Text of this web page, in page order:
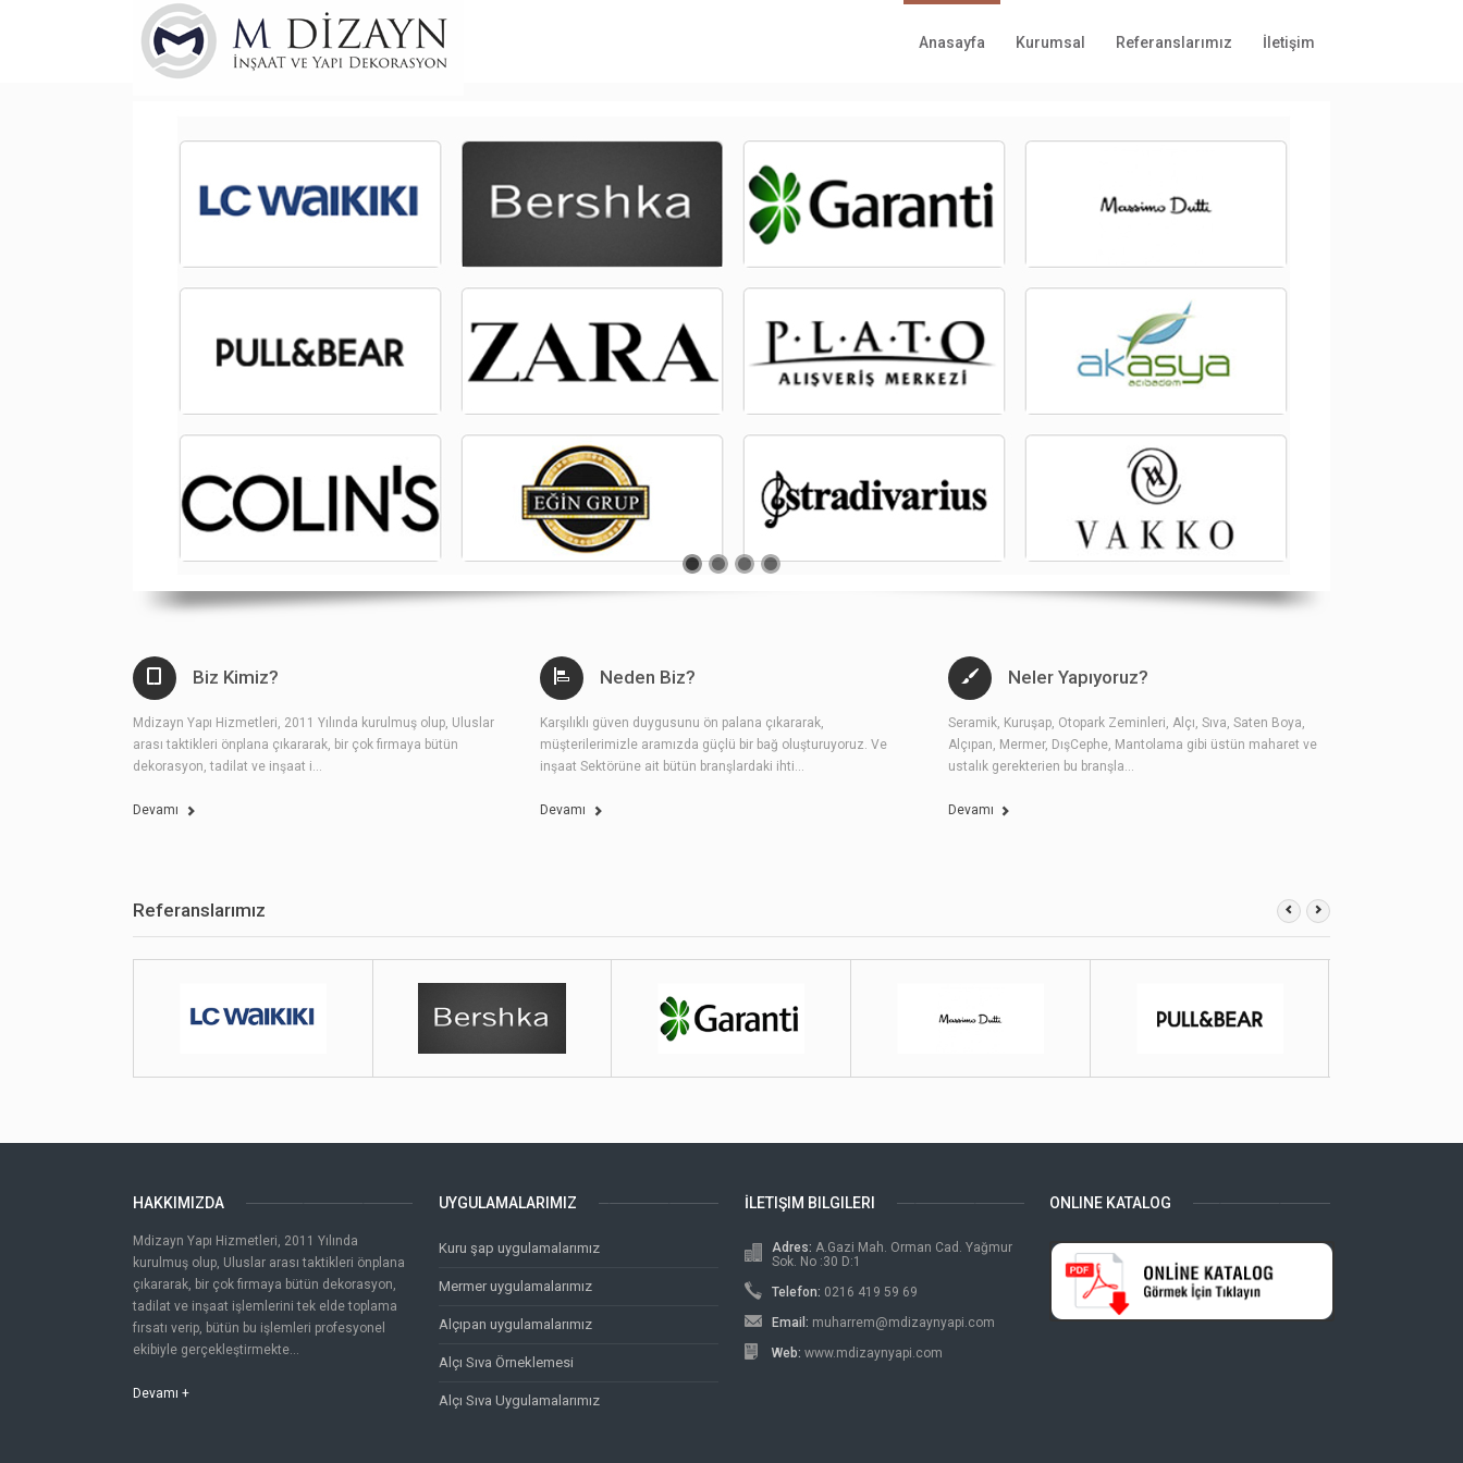
Anasayfa Kurumsal Referanslarımız İletişim
Biz Kimiz?
Mdizayn Yapı Hizmetleri, 2011 Yılında kurulmuş olup, Uluslar
arası taktikleri önplana çıkararak, bir çok firmaya bütün
dekorasyon, tadilat ve inşaat i...
Devamı
Neden Biz?
Karşılıklı güven duygusunu ön palana çıkararak,
müşterilerimizle aramızda güçlü bir bağ oluşturuyoruz. Ve
inşaat Sektörüne ait bütün branşlardaki ihti...
Devamı
Neler Yapıyoruz?
Seramik, Kuruşap, Otopark Zeminleri, Alçı, Sıva, Saten Boya,
Alçıpan, Mermer, DışCephe, Mantolama gibi üstün maharet ve
ustalık gerekterien bu branşla...
Devamı
Referanslarımız
HAKKIMIZDA
Mdizayn Yapı Hizmetleri, 2011 Yılında
kurulmuş olup, Uluslar arası taktikleri önplana
çıkararak, bir çok firmaya bütün dekorasyon,
tadilat ve inşaat işlemlerini tek elde toplama
fırsatı verip, bütün bu işlemleri profesyonel
ekibiyle gerçekleştirmekte...
Devamı +
UYGULAMALARIMIZ
Kuru şap uygulamalarımız
Mermer uygulamalarımız
Alçıpan uygulamalarımız
Alçı Sıva Örneklemesi
Alçı Sıva Uygulamalarımız
İLETIŞIM BILGILERI
Adres: A.Gazi Mah. Orman Cad. Yağmur
Sok. No :30 D:1
Telefon: 0216 419 59 69
Email: muharrem@mdizaynyapi.com
Web: www.mdizaynyapi.com
ONLINE KATALOG